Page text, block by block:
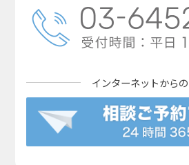
インターネットからの